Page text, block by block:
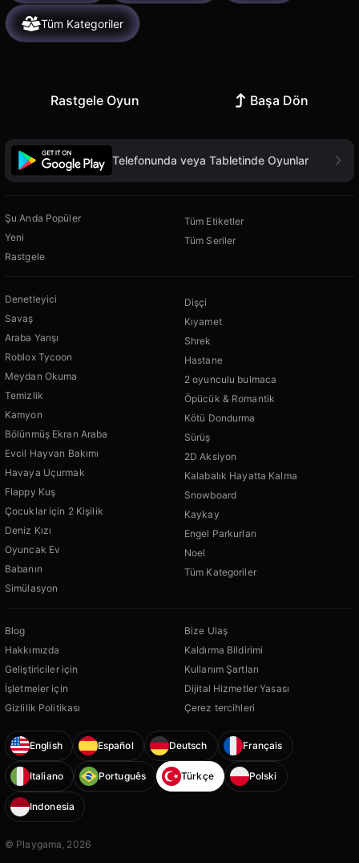
Tüm Kategoriler
Rastgele Oyun Başa Dön
Telefonunda veya Tabletinde Oyunlar
Şu Anda Popüler
Yeni
Rastgele
Tüm Etiketler
Tüm Seriler
Denetleyici
Savaş
Araba Yarışı
Roblox Tycoon
Meydan Okuma
Temizlik
Kamyon
Bölünmüş Ekran Araba
Evcil Hayvan Bakımı
Havaya Uçurmak
Flappy Kuş
Çocuklar için 2 Kişilik
Deniz Kızı
Oyuncak Ev
Babanın
Simülasyon
Dişçi
Kıyamet
Shrek
Hastane
2 oyunculu bulmaca
Öpücük & Romantik
Kötü Dondurma
Sürüş
2D Aksiyon
Kalabalık Hayatta Kalma
Snowboard
Kaykay
Engel Parkurları
Noel
Tüm Kategoriler
Blog
Hakkımızda
Geliştiriciler için
İşletmeler için
Gizlilik Politikası
Bize Ulaş
Kaldırma Bildirimi
Kullanım Şartları
Dijital Hizmetler Yasası
Çerez tercihleri
English Español Deutsch Français
Italiano Português Türkçe Polski
Indonesia
© Playgama, 2026